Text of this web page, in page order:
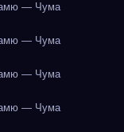
— Чума
— Чума
— Чума
— Чума